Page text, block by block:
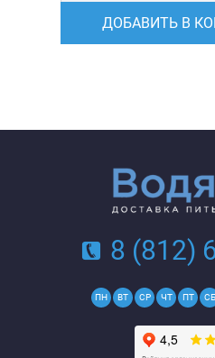
ДОБАВИТЬ В
8 (812)
ПН ВТ СР ЧТ ПТ СБ